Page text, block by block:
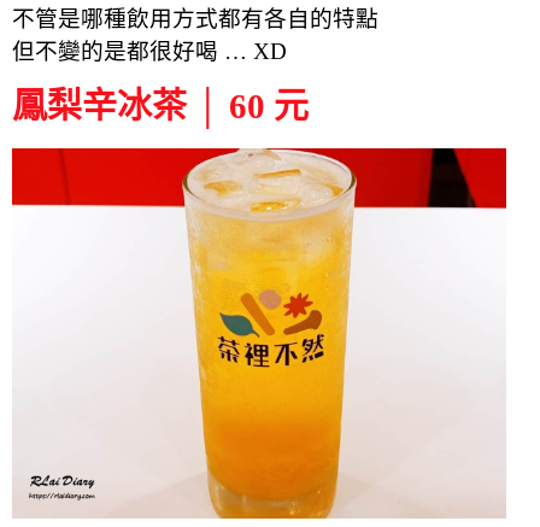
不管是哪種飲用方式都有各自的特點
但不變的是都很好喝 … XD
鳳梨辛冰茶 │ 60 元